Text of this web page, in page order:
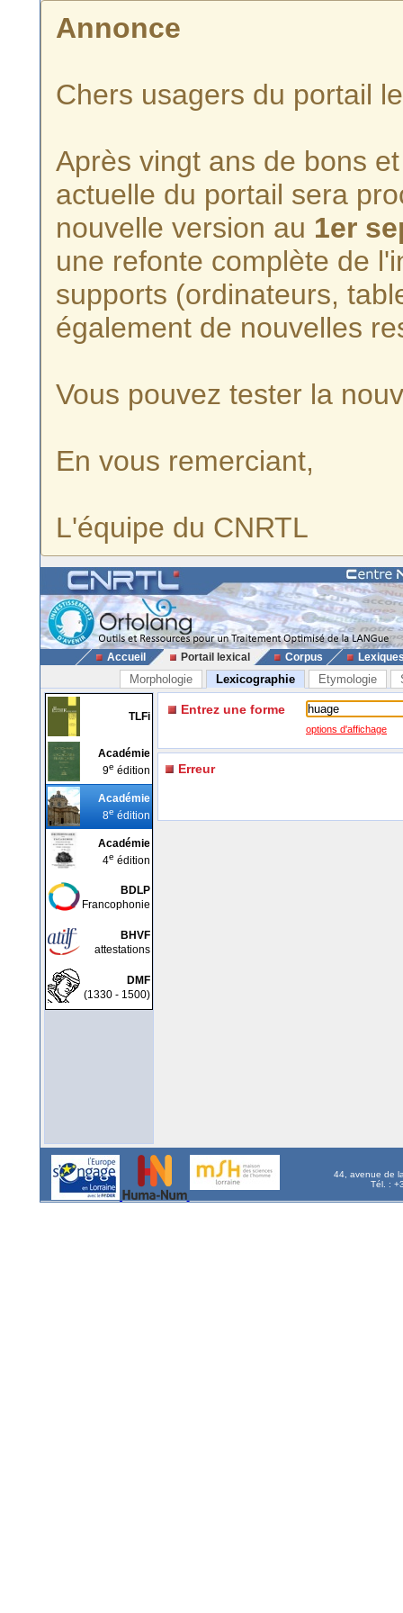
Annonce
Chers usagers du portail
Après vingt ans de bons
actuelle du portail sera
nouvelle version au 1er
une refonte complète de
supports (ordinateurs,
également de nouvelles
Vous pouvez tester la
En vous remerciant,
L'équipe du CNRTL
Accueil Portail lexical Corpus
Morphologie Lexicographie Etymologie
TLFi
Académie
9e édition
Académie
8e édition
Académie
4e édition
BDLP
Francophonie
BHVF
attestations
DMF
(1330 - 1500)
Entrez une forme
options d'affichage
Erreur
44, avenue de
Tél. :